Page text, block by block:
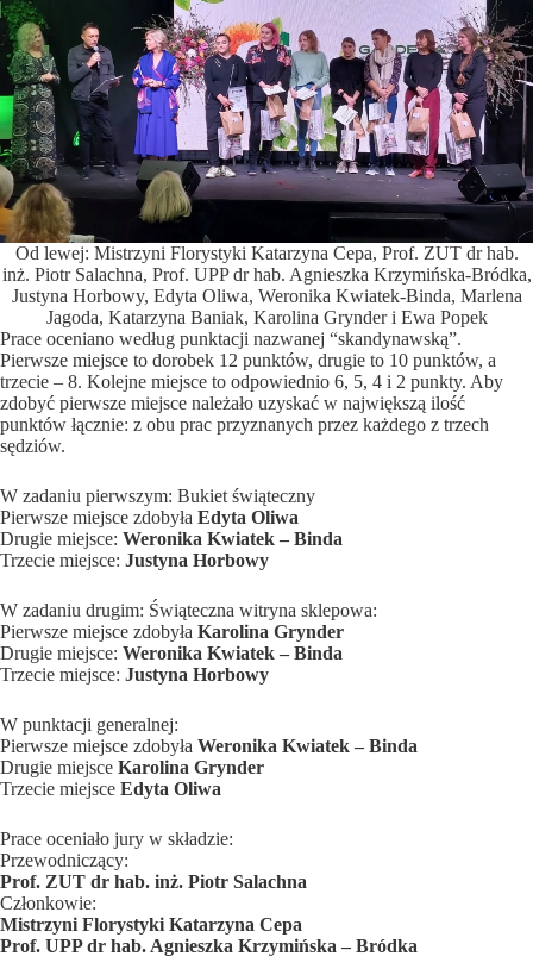
Od lewej: Mistrzyni Florystyki Katarzyna Cepa, Prof. ZUT dr hab.
inż. Piotr Salachna, Prof. UPP dr hab. Agnieszka Krzymińska-Bródka,
Justyna Horbowy, Edyta Oliwa, Weronika Kwiatek-Binda, Marlena
Jagoda, Katarzyna Baniak, Karolina Grynder i Ewa Popek
Prace oceniano według punktacji nazwanej “skandynawską”.
Pierwsze miejsce to dorobek 12 punktów, drugie to 10 punktów, a
trzecie – 8. Kolejne miejsce to odpowiednio 6, 5, 4 i 2 punkty. Aby
zdobyć pierwsze miejsce należało uzyskać w największą ilość
punktów łącznie: z obu prac przyznanych przez każdego z trzech
sędziów.
W zadaniu pierwszym: Bukiet świąteczny
Pierwsze miejsce zdobyła Edyta Oliwa
Drugie miejsce: Weronika Kwiatek – Binda
Trzecie miejsce: Justyna Horbowy
W zadaniu drugim: Świąteczna witryna sklepowa:
Pierwsze miejsce zdobyła Karolina Grynder
Drugie miejsce: Weronika Kwiatek – Binda
Trzecie miejsce: Justyna Horbowy
W punktacji generalnej:
Pierwsze miejsce zdobyła Weronika Kwiatek – Binda
Drugie miejsce Karolina Grynder
Trzecie miejsce Edyta Oliwa
Prace oceniało jury w składzie:
Przewodniczący:
Prof. ZUT dr hab. inż. Piotr Salachna
Członkowie:
Mistrzyni Florystyki Katarzyna Cepa
Prof. UPP dr hab. Agnieszka Krzymińska – Bródka